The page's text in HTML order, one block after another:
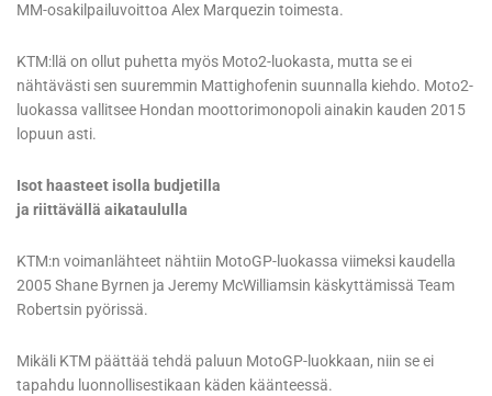
MM-osakilpailuvoittoa Alex Marquezin toimesta.
KTM:llä on ollut puhetta myös Moto2-luokasta, mutta se ei
nähtävästi sen suuremmin Mattighofenin suunnalla kiehdo. Moto2-
luokassa vallitsee Hondan moottorimonopoli ainakin kauden 2015
lopuun asti.
Isot haasteet isolla budjetilla
ja riittävällä aikataululla
KTM:n voimanlähteet nähtiin MotoGP-luokassa viimeksi kaudella
2005 Shane Byrnen ja Jeremy McWilliamsin käskyttämissä Team
Robertsin pyörissä.
Mikäli KTM päättää tehdä paluun MotoGP-luokkaan, niin se ei
tapahdu luonnollisestikaan käden käänteessä.